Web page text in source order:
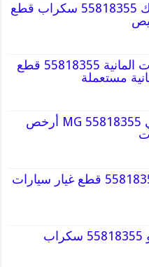
قطع غيار كاديلاك 55818355 سكراب قطع
قطع غيار سيارات المانية 55818355 قطع
مستعملة
قطع غيار أم جي MG 55818355 أرخص
قطع غيار كيا 55818355 قطع غيار سيارات
قطع غيار باجيرو 55818355 سكراب